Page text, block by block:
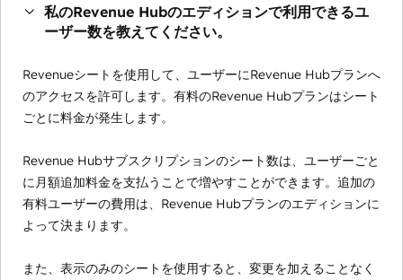
私のRevenue Hubのエディションで利用できるユ
ーザー数を教えてください。
Revenueシートを使用して、ユーザーにRevenue Hubプランへ
のアクセスを許可します。有料のRevenue Hubプランはシート
ごとに料金が発生します。
Revenue Hubサブスクリプションのシート数は、ユーザーごと
に月額追加料金を支払うことで増やすことができます。追加の
有料ユーザーの費用は、Revenue Hubプランのエディションに
よって決まります。
また、表示のみのシートを使用すると、変更を加えることなく